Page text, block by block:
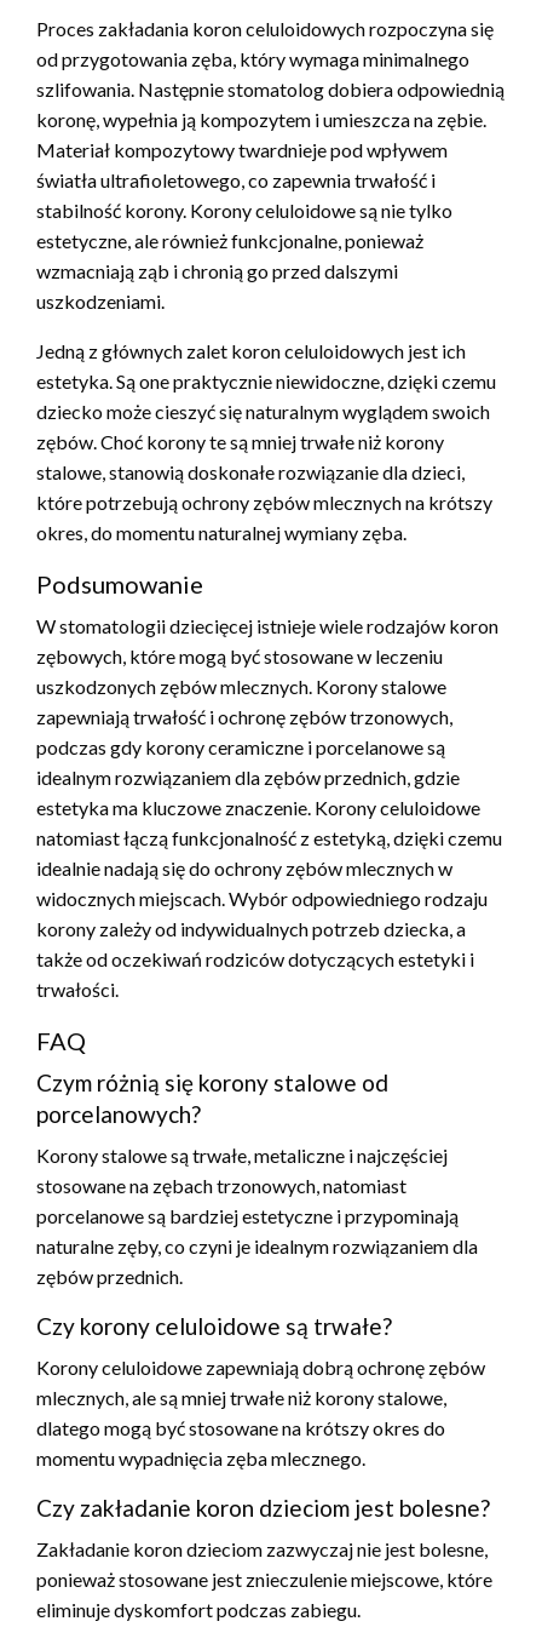
Proces zakładania koron celuloidowych rozpoczyna się
od przygotowania zęba, który wymaga minimalnego
szlifowania. Następnie stomatolog dobiera odpowiednią
koronę, wypełnia ją kompozytem i umieszcza na zębie.
Materiał kompozytowy twardnieje pod wpływem
światła ultrafioletowego, co zapewnia trwałość i
stabilność korony. Korony celuloidowe są nie tylko
estetyczne, ale również funkcjonalne, ponieważ
wzmacniają ząb i chronią go przed dalszymi
uszkodzeniami.
Jedną z głównych zalet koron celuloidowych jest ich
estetyka. Są one praktycznie niewidoczne, dzięki czemu
dziecko może cieszyć się naturalnym wyglądem swoich
zębów. Choć korony te są mniej trwałe niż korony
stalowe, stanowią doskonałe rozwiązanie dla dzieci,
które potrzebują ochrony zębów mlecznych na krótszy
okres, do momentu naturalnej wymiany zęba.
Podsumowanie
W stomatologii dziecięcej istnieje wiele rodzajów koron
zębowych, które mogą być stosowane w leczeniu
uszkodzonych zębów mlecznych. Korony stalowe
zapewniają trwałość i ochronę zębów trzonowych,
podczas gdy korony ceramiczne i porcelanowe są
idealnym rozwiązaniem dla zębów przednich, gdzie
estetyka ma kluczowe znaczenie. Korony celuloidowe
natomiast łączą funkcjonalność z estetyką, dzięki czemu
idealnie nadają się do ochrony zębów mlecznych w
widocznych miejscach. Wybór odpowiedniego rodzaju
korony zależy od indywidualnych potrzeb dziecka, a
także od oczekiwań rodziców dotyczących estetyki i
trwałości.
FAQ
Czym różnią się korony stalowe od
porcelanowych?
Korony stalowe są trwałe, metaliczne i najczęściej
stosowane na zębach trzonowych, natomiast
porcelanowe są bardziej estetyczne i przypominają
naturalne zęby, co czyni je idealnym rozwiązaniem dla
zębów przednich.
Czy korony celuloidowe są trwałe?
Korony celuloidowe zapewniają dobrą ochronę zębów
mlecznych, ale są mniej trwałe niż korony stalowe,
dlatego mogą być stosowane na krótszy okres do
momentu wypadnięcia zęba mlecznego.
Czy zakładanie koron dzieciom jest bolesne?
Zakładanie koron dzieciom zazwyczaj nie jest bolesne,
ponieważ stosowane jest znieczulenie miejscowe, które
eliminuje dyskomfort podczas zabiegu.